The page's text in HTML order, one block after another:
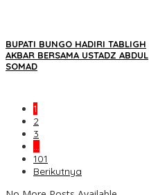
BUPATI BUNGO HADIRI TABLIGH
AKBAR BERSAMA USTADZ ABDUL
SOMAD
1
2
3
…
101
Berikutnya